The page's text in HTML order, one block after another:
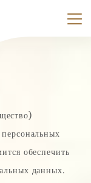
обеспечить
данных.